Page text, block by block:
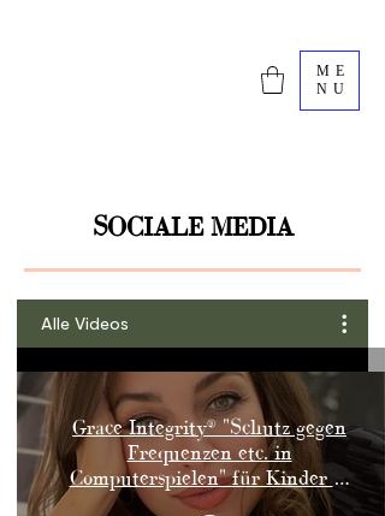
ME
NU
SOCIALE MEDIA
Alle Videos
Grace Integrity®️ "Schutz gegen
Frequenzen etc. in
Computerspielen" für Kinder &
Jugendliche